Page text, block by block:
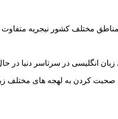
مناطق مختلف کشور نیجریه
زبان انگلیسی در سرتاسر دنیا
صحبت کردن به لهجه های مختلف